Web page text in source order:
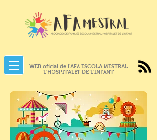
WEB oficial de l'AFA ESCOLA MESTRAL
L'HOSPITALET DE L'INFANT